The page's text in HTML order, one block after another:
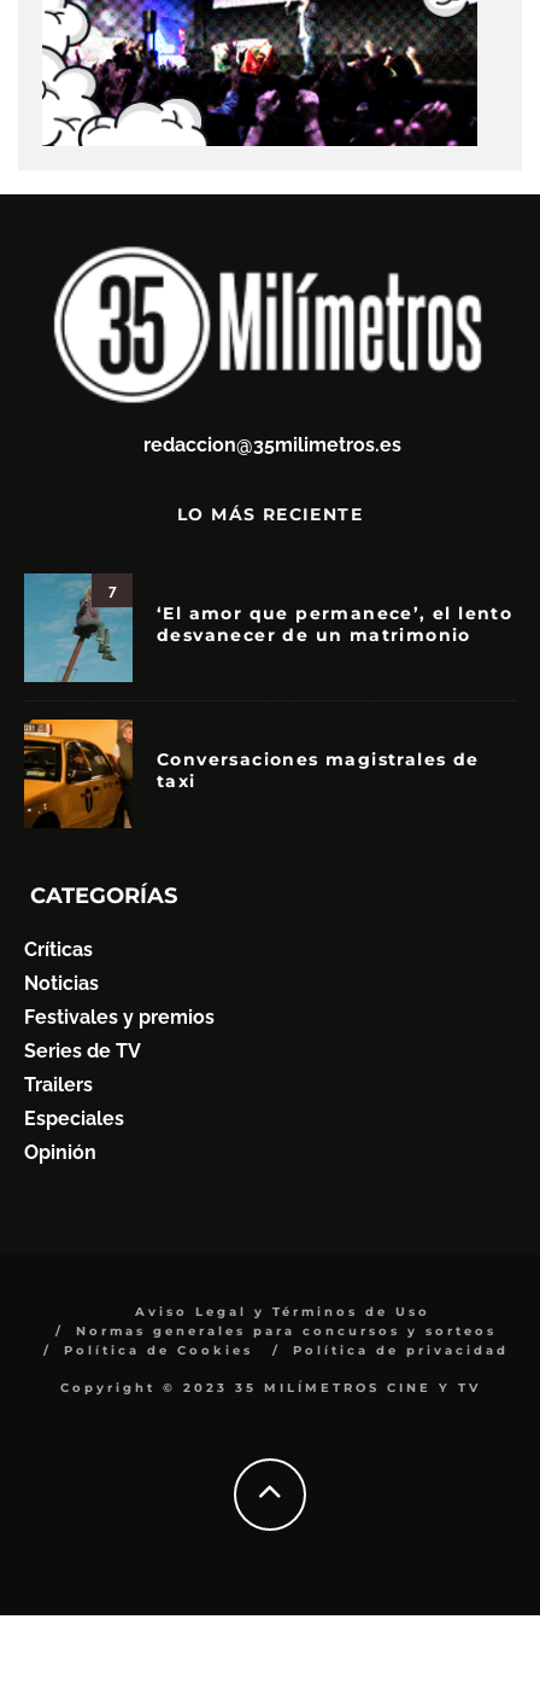
redaccion@35milimetros.es
LO MÁS RECIENTE
7
‘El amor que permanece’, el lento
desvanecer de un matrimonio
Conversaciones magistrales de
taxi
CATEGORÍAS
Críticas
Noticias
Festivales y premios
Series de TV
Trailers
Especiales
Opinión
Aviso Legal y Términos de Uso
Normas generales para concursos y sorteos
Política de Cookies
Política de privacidad
Copyright © 2023 35 MILÍMETROS CINE Y TV